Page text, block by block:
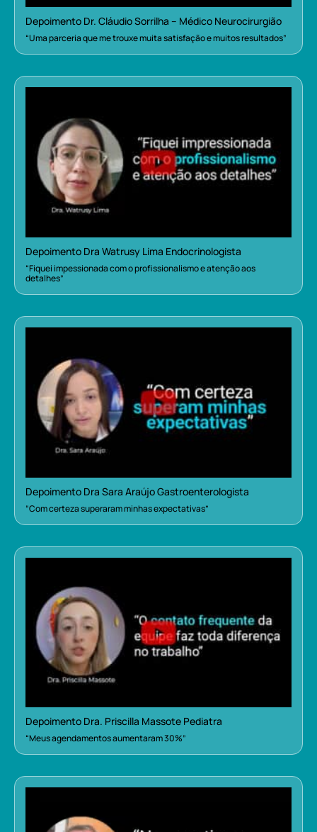
Depoimento Dr. Cláudio Sorrilha – Médico Neurocirurgião
“Uma parceria que me trouxe muita satisfação e muitos resultados”
Depoimento Dra Watrusy Lima Endocrinologista
“Fiquei impessionada com o profissionalismo e atenção aos
detalhes”
Depoimento Dra Sara Araújo Gastroenterologista
“Com certeza superaram minhas expectativas”
Depoimento Dra. Priscilla Massote Pediatra
“Meus agendamentos aumentaram 30%”